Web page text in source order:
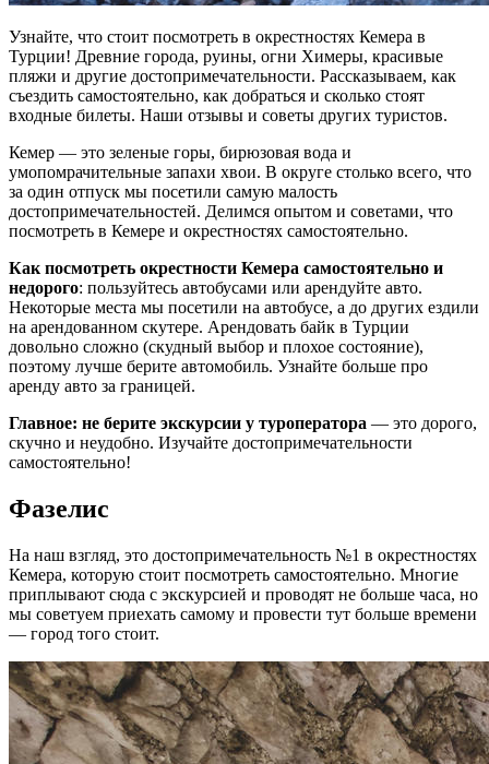
Узнайте, что стоит посмотреть в окрестностях Кемера в
Турции! Древние города, руины, огни Химеры, красивые
пляжи и другие достопримечательности. Рассказываем, как
съездить самостоятельно, как добраться и сколько стоят
входные билеты. Наши отзывы и советы других туристов.
Кемер — это зеленые горы, бирюзовая вода и
умопомрачительные запахи хвои. В округе столько всего, что
за один отпуск мы посетили самую малость
достопримечательностей. Делимся опытом и советами, что
посмотреть в Кемере и окрестностях самостоятельно.
Как посмотреть окрестности Кемера самостоятельно и
недорого: пользуйтесь автобусами или арендуйте авто.
Некоторые места мы посетили на автобусе, а до других ездили
на арендованном скутере. Арендовать байк в Турции
довольно сложно (скудный выбор и плохое состояние),
поэтому лучше берите автомобиль. Узнайте больше про
аренду авто за границей.
Главное: не берите экскурсии у туроператора — это дорого,
скучно и неудобно. Изучайте достопримечательности
самостоятельно!
Фазелис
На наш взгляд, это достопримечательность №1 в окрестностях
Кемера, которую стоит посмотреть самостоятельно. Многие
приплывают сюда с экскурсией и проводят не больше часа, но
мы советуем приехать самому и провести тут больше времени
— город того стоит.